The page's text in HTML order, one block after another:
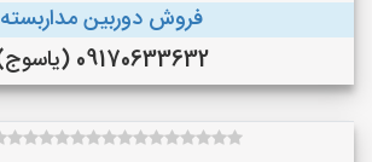
فروش دوربین مداربسته
09170633632 (یاسوج)